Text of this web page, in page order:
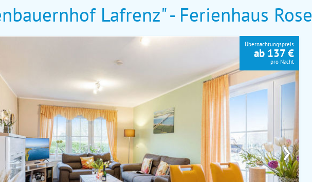
Lafrenz" - Ferienhaus Rose
›
Übernachtungspreis
ab 137 €
pro Nacht